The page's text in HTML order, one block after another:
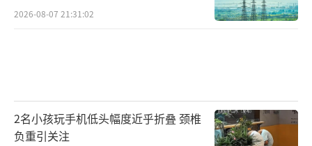
2026-08-07 21:31:02
2名小孩玩手机低头幅度近乎折叠 颈椎
负重引关注